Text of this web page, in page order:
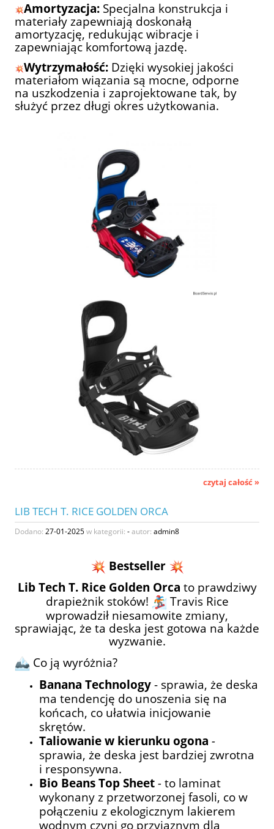
Amortyzacja: Specjalna konstrukcja i
materiały zapewniają doskonałą
amortyzację, redukując wibracje i
zapewniając komfortową jazdę.
Wytrzymałość: Dzięki wysokiej jakości
materiałom wiązania są mocne, odporne
na uszkodzenia i zaprojektowane tak, by
służyć przez długi okres użytkowania.
czytaj całość »
LIB TECH T. RICE GOLDEN ORCA
Dodano: 27-01-2025w kategorii: -autor: admin8
Bestseller
Lib Tech T. Rice Golden Orca to prawdziwy
drapieżnik stoków!
Travis Rice
wprowadził niesamowite zmiany,
sprawiając, że ta deska jest gotowa na każde
wyzwanie.
Co ją wyróżnia?
Banana Technology - sprawia, że deska
ma tendencję do unoszenia się na
końcach, co ułatwia inicjowanie
skrętów.
Taliowanie w kierunku ogona -
sprawia, że deska jest bardziej zwrotna
i responsywna.
Bio Beans Top Sheet - to laminat
wykonany z przetworzonej fasoli, co w
połączeniu z ekologicznym lakierem
wodnym czyni go przyjaznym dla